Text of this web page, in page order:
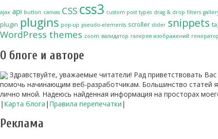
ajax api button canvas CSS css3 custom post types drag & drop filters
plugin plugins pop-up pseudo-elements scroller slider snippets
WordPress themes zoom валидатор галерея изображений
О блоге и авторе
Здравствуйте, уважаемые читатели! Рад приветствовать
помочь начинающим веб-разработчикам. Большинство статей
лично мной. Надеюсь найденная информация на просторах
| Карта блога | Правила перепечатки |
Реклама